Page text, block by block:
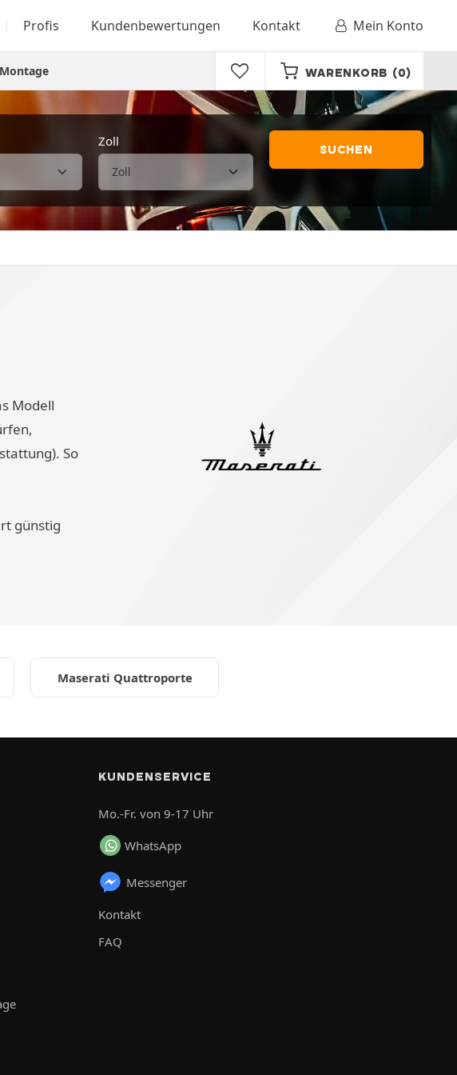
Profis Kundenbewertungen Kontakt Mein Konto
WARENKORB (0)
Zoll
SUCHEN
Modell
So
günstig
Maserati Quattroporte
KUNDENSERVICE
Mo.-Fr. von 9-17 Uhr
WhatsApp
Messenger
Kontakt
FAQ